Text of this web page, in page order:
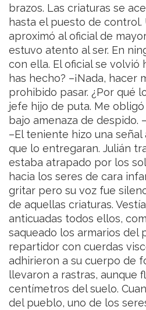
brazos. Las criaturas se
hasta el puesto de control.
aproximó al oficial de
estuvo atento al ser. En
con ella. El oficial se volvió
has hecho? –¡Nada, hacer
prohibido pasar. ¿Por qué
jefe hijo de puta. Me
bajo amenaza de despido.
–El teniente hizo una
que lo entregaran. Julián
estaba atrapado por los
hacia los seres de cara
gritar pero su voz fue
de aquellas criaturas.
anticuadas todos ellos,
saqueado los armarios del
repartidor con cuerdas
adhirieron a su cuerpo de
llevaron a rastras, aunque
centímetros del suelo.
del pueblo, uno de los